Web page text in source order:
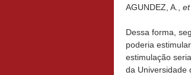
AGUNDEZ, A.,
Dessa forma,
poderia
estimulação
da Universidade